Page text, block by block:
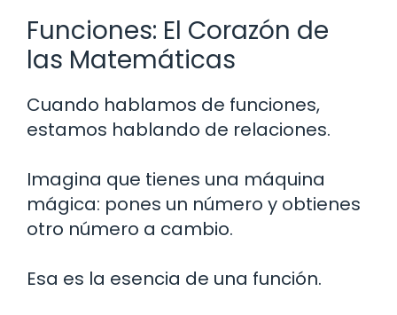
Funciones: El Corazón de
las Matemáticas
Cuando hablamos de funciones,
estamos hablando de relaciones.
Imagina que tienes una máquina
mágica: pones un número y obtienes
otro número a cambio.
Esa es la esencia de una función.